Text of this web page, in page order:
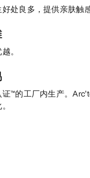
处良多，提供亲肤触感
。
™的工厂内生产。